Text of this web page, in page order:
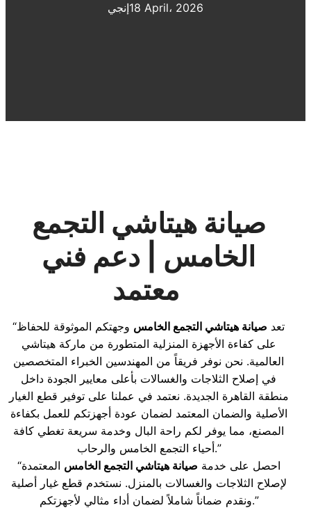
إنجي18 April، 2026
صيانة هيتاشي التجمع
الخامس | دعم فني
“تعد صيانة هيتاشي التجمع الخامس وجهتكم الموثوقة للحفاظ
على كفاءة الأجهزة المنزلية المتطورة من ماركة هيتاشي
العالمية. نحن نوفر فريقاً من المهندسين الخبراء المتخصصين
في إصلاح الثلاجات والغسالات بأعلى معايير الجودة داخل
منطقة القاهرة الجديدة. نعتمد في عملنا على توفير قطع الغيار
الأصلية والضمان المعتمد لضمان عودة أجهزتكم للعمل بكفاءة
المصنع، مما يوفر لكم راحة البال وخدمة سريعة تغطي كافة
أحياء التجمع الخامس والرحاب.”
“احصل على خدمة صيانة هيتاشي التجمع الخامس المعتمدة
لإصلاح الثلاجات والغسالات بالمنزل. نستخدم قطع غيار أصلية
ونقدم ضماناً شاملاً لضمان أداء مثالي لأجهزتكم.”